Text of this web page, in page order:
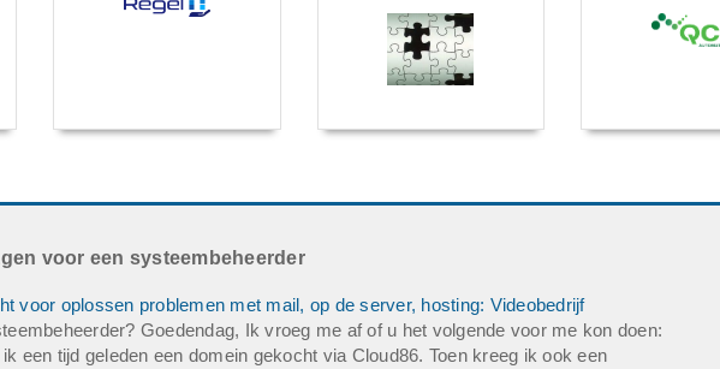
voor een systeembeheerder
voor oplossen problemen met mail, op de server, hosting: Videobedrijf
Goedendag, Ik vroeg me af of u het volgende voor me kon doen:
een tijd geleden een domein gekocht via Cloud86. Toen kreeg ik ook een